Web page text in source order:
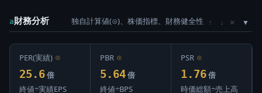
a財務分析 独自計算値(⊙)、株価指標、財務健全性 ↑ ↓ ×
PER(実績) ⊙
25.6 倍
終値÷実績EPS
PBR ⊙
5.64 倍
終値÷BPS
PSR ⊙
1.76 倍
時価総額÷売上高